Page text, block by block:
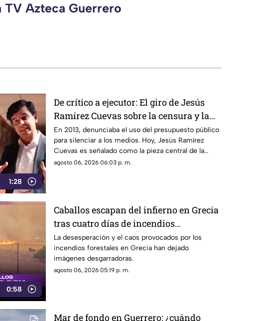
TV Azteca Guerrero
1:28
De crítico a ejecutor: El giro de Jesús
Ramírez Cuevas sobre la censura y la
publicidad oficial
En 2013, denunciaba el uso del presupuesto público
para silenciar a los medios. Hoy, Jesús Ramírez
Cuevas es señalado como la pieza central de la
estrategia de censura del gobierno. ¿Qué cambió?
agosto 06, 2026 06:03 p. m.
0:58
Caballos escapan del infierno en Grecia
tras cuatro días de incendios
descontrolados
La desesperación y el caos provocados por los
incendios forestales en Grecia han dejado
imágenes desgarradoras.
agosto 06, 2026 05:19 p. m.
Mar de fondo en Guerrero: ¿cuándo